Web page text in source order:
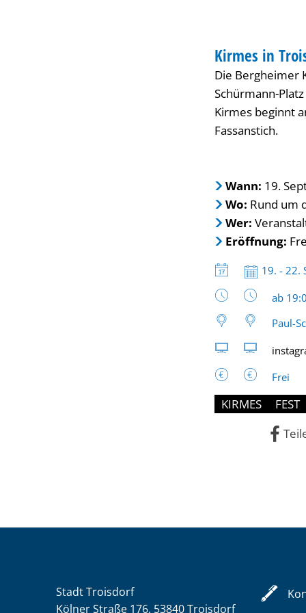
KATEGORIE:
Kirmes in
Die Bergheimer
Schürmann-
Kirmes beginnt
Fassanstich.
Wann: 19.
Wo: Rund um
Wer:
Eröffnung:
Datum:
19. - 22.
Uhrzeit:
ab
Paul-
Frei
KIRMES FEST
Stadt Troisdorf
Kölner Straße 176, 53840 Troisdorf